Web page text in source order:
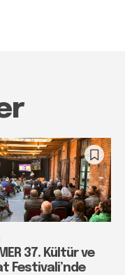
37. Kültür ve
Festivali’nde